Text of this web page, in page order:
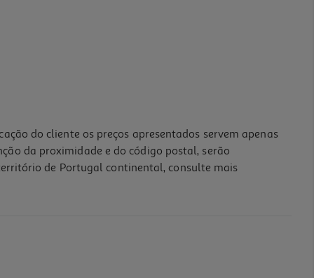
do cliente os preços apresentados servem apenas
da proximidade e do código postal, serão
de Portugal continental, consulte mais